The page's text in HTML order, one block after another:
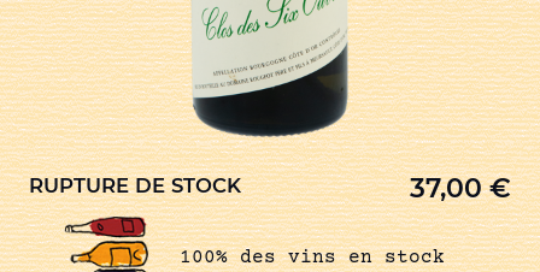
RUPTURE DE STOCK 37,00€
100% des vins en stock